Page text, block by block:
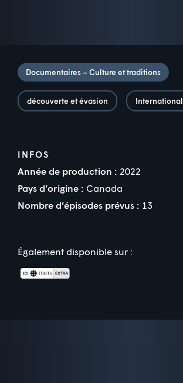
Documentaires – Culture et traditions
découverte et évasion International
INFOS
Année de production : 2022
Pays d’origine : Canada
Nombre d’épisodes prévus : 13
Également disponible sur :